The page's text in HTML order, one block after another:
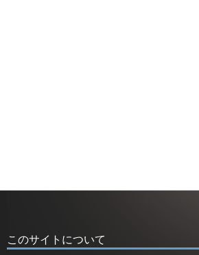
このサイトについて